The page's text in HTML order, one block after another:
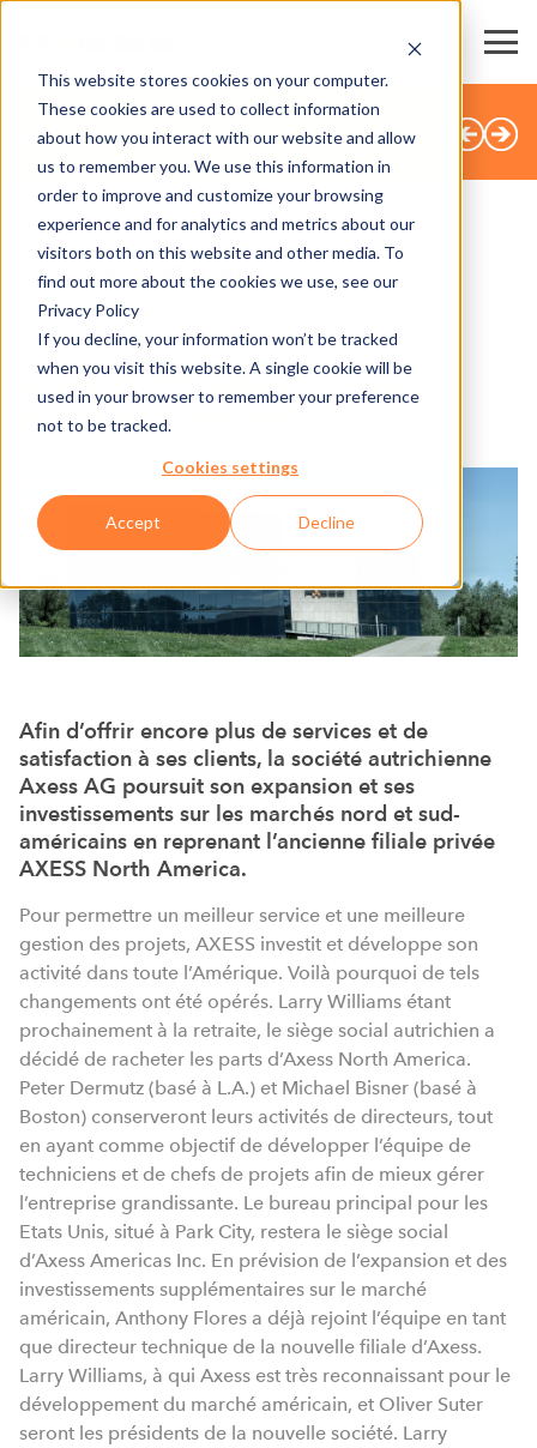
This website stores cookies on your computer.
These cookies are used to collect information
about how you interact with our website and allow
us to remember you. We use this information in
order to improve and customize your browsing
experience and for analytics and metrics about our
visitors both on this website and other media. To
find out more about the cookies we use, see our
Privacy Policy
If you decline, your information won’t be tracked
when you visit this website. A single cookie will be
used in your browser to remember your preference
not to be tracked.
Cookies settings
Accept Decline
TOUTES LES ACTUALITÉS
SHARE
11.07.2017
Axess North America devient
Axess Americas Inc.
Afin d’offrir encore plus de services et de
satisfaction à ses clients, la société autrichienne
Axess AG poursuit son expansion et ses
investissements sur les marchés nord et sud-
américains en reprenant l’ancienne filiale privée
AXESS North America.
Pour permettre un meilleur service et une meilleure
gestion des projets, AXESS investit et développe son
activité dans toute l’Amérique. Voilà pourquoi de tels
changements ont été opérés. Larry Williams étant
prochainement à la retraite, le siège social autrichien a
décidé de racheter les parts d’Axess North America.
Peter Dermutz (basé à L.A.) et Michael Bisner (basé à
Boston) conserveront leurs activités de directeurs, tout
en ayant comme objectif de développer l’équipe de
techniciens et de chefs de projets afin de mieux gérer
l’entreprise grandissante. Le bureau principal pour les
Etats Unis, situé à Park City, restera le siège social
d’Axess Americas Inc. En prévision de l’expansion et des
investissements supplémentaires sur le marché
américain, Anthony Flores a déjà rejoint l’équipe en tant
que directeur technique de la nouvelle filiale d’Axess.
Larry Williams, à qui Axess est très reconnaissant pour le
développement du marché américain, et Oliver Suter
seront les présidents de la nouvelle société. Larry